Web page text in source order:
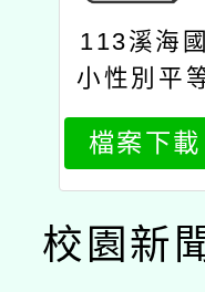
113溪海國
小性別平
教育委員
設置要點
檔案下載
校園新